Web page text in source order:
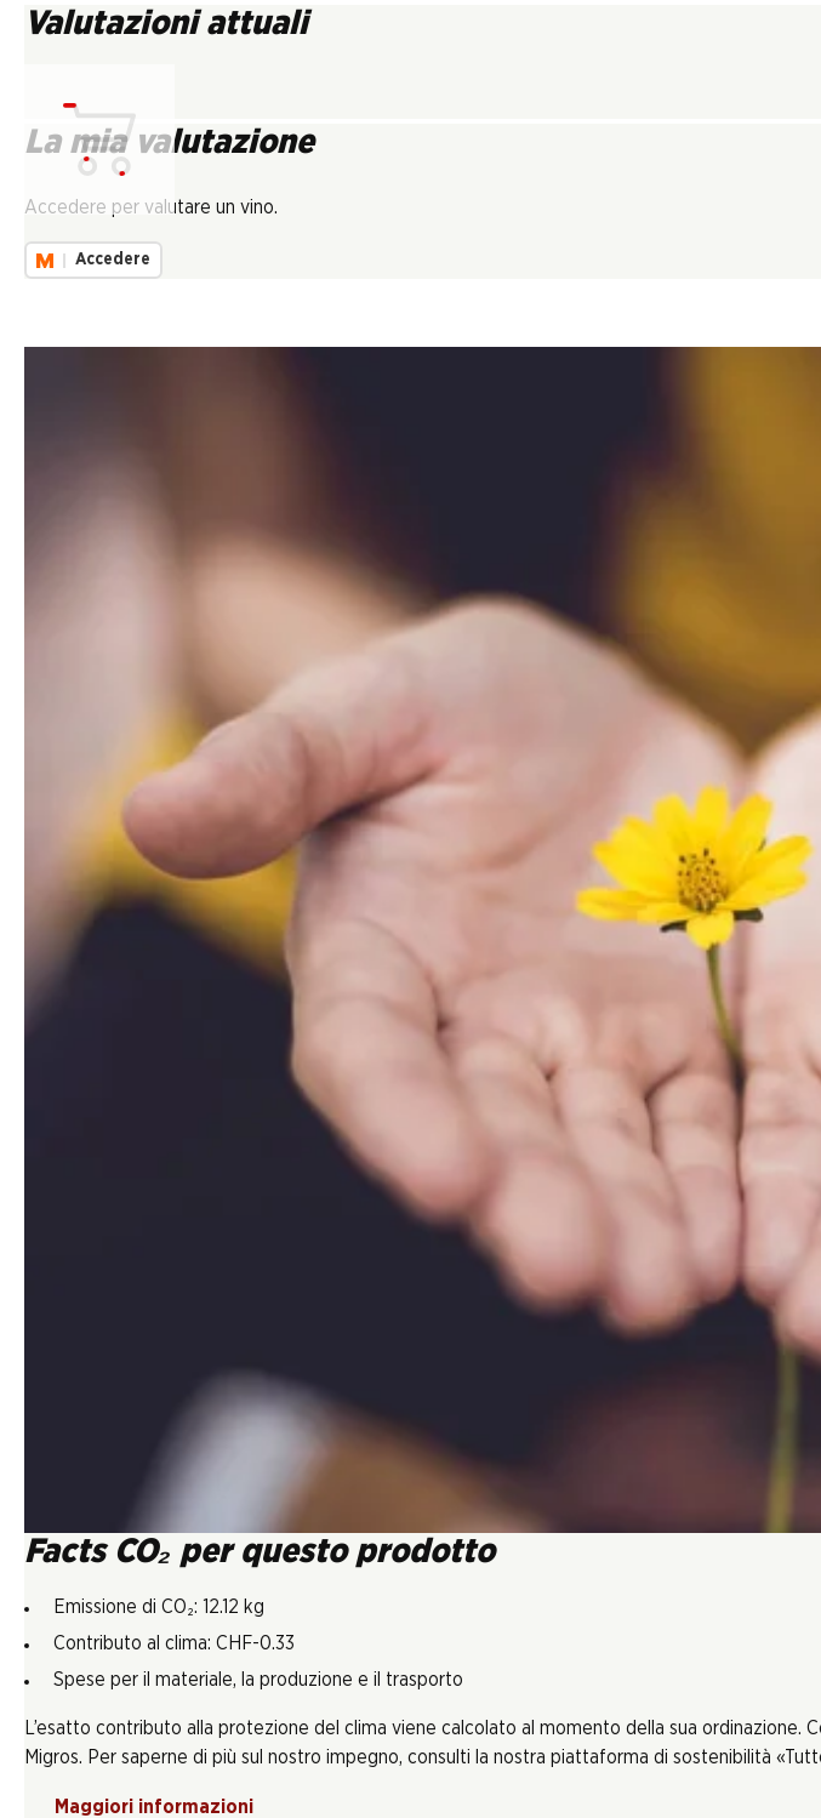
Valutazioni attuali
La mia valutazione
Accedere per valutare un vino.
Accedere
Facts CO₂ per questo prodotto
Emissione di CO₂: 12.12 kg
Contributo al clima: CHF-0.33
Spese per il materiale, la produzione e il trasporto
L’esatto contributo alla protezione del clima viene calcolato al momento della sua
Migros. Per saperne di più sul nostro impegno, consulti la nostra piattaforma di sostenibilità
Maggiori informazioni